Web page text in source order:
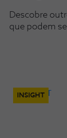
Descobre
que podem
INSIGHT